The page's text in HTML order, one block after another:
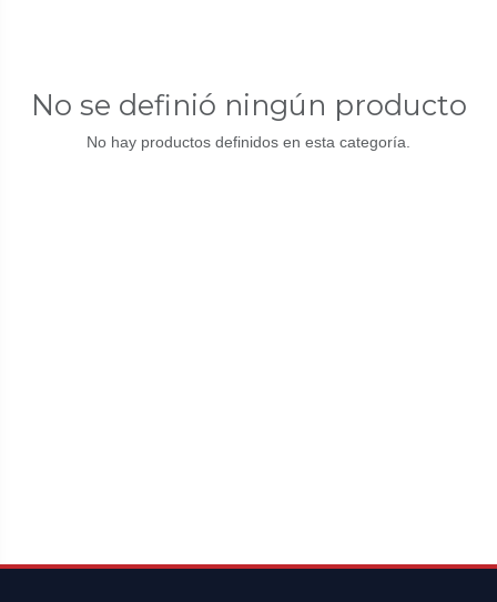
No se definió ningún producto
No hay productos definidos en esta categoría.